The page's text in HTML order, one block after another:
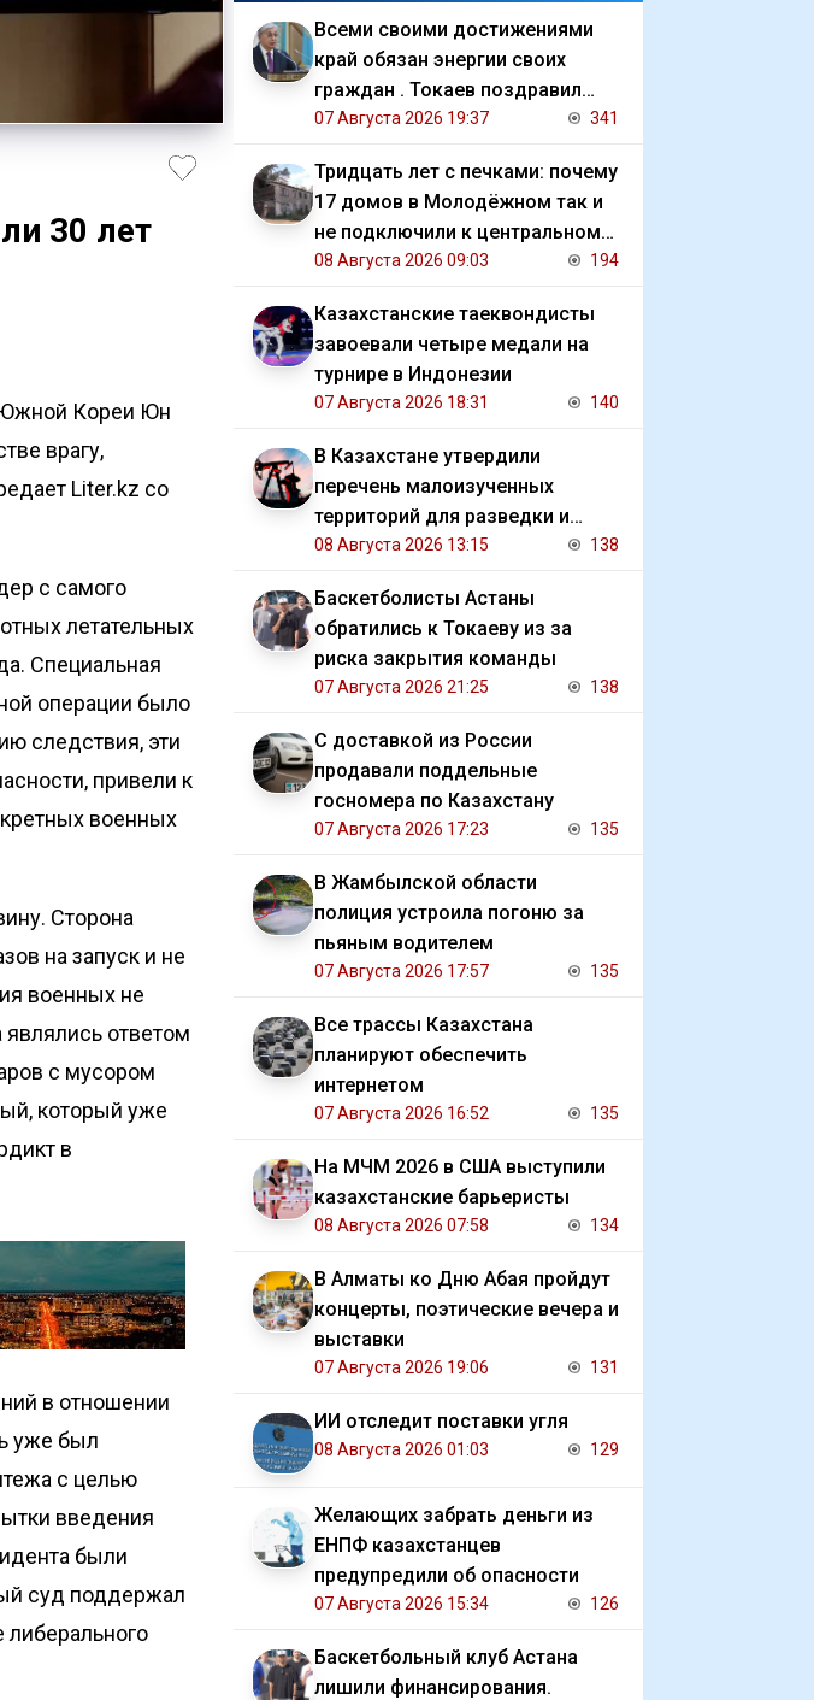
30 лет
Южной Кореи Юн
врагу,
Liter.kz со
с самого
летательных
Специальная
операции было
следствия, эти
привели к
военных
Сторона
на запуск и не
военных не
ответом
с мусором
который уже
в
в отношении
уже был
с целью
введения
были
суд поддержал
Всеми своими достижениями
край обязан энергии своих
граждан . Токаев поздравил
жителей СКО с 90 летием
07 Августа 2026 19:37 341
Тридцать лет с печками: почему
17 домов в Молодёжном так и
не подключили к центральному
отоплению
08 Августа 2026 09:03 194
Казахстанские таеквондисты
завоевали четыре медали на
турнире в Индонезии
07 Августа 2026 18:31 140
В Казахстане утвердили
перечень малоизученных
территорий для разведки и
добычи углеводородов
08 Августа 2026 13:15 138
Баскетболисты Астаны
обратились к Токаеву из за
риска закрытия команды
07 Августа 2026 21:25 138
С доставкой из России
продавали поддельные
госномера по Казахстану
07 Августа 2026 17:23 135
В Жамбылской области
полиция устроила погоню за
пьяным водителем
07 Августа 2026 17:57 135
Все трассы Казахстана
планируют обеспечить
интернетом
07 Августа 2026 16:52 135
На МЧМ 2026 в США выступили
казахстанские барьеристы
08 Августа 2026 07:58 134
В Алматы ко Дню Абая пройдут
концерты, поэтические вечера и
выставки
07 Августа 2026 19:06 131
ИИ отследит поставки угля
08 Августа 2026 01:03 129
Желающих забрать деньги из
ЕНПФ казахстанцев
предупредили об опасности
07 Августа 2026 15:34 126
Баскетбольный клуб Астана
лишили финансирования.